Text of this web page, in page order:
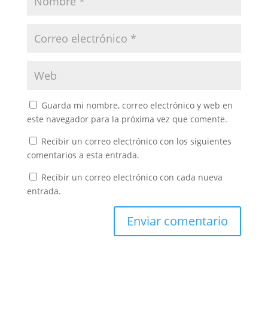
Guarda mi nombre, correo electrónico y web en
este navegador para la próxima vez que comente.
Recibir un correo electrónico con los siguientes
comentarios a esta entrada.
Recibir un correo electrónico con cada nueva
entrada.